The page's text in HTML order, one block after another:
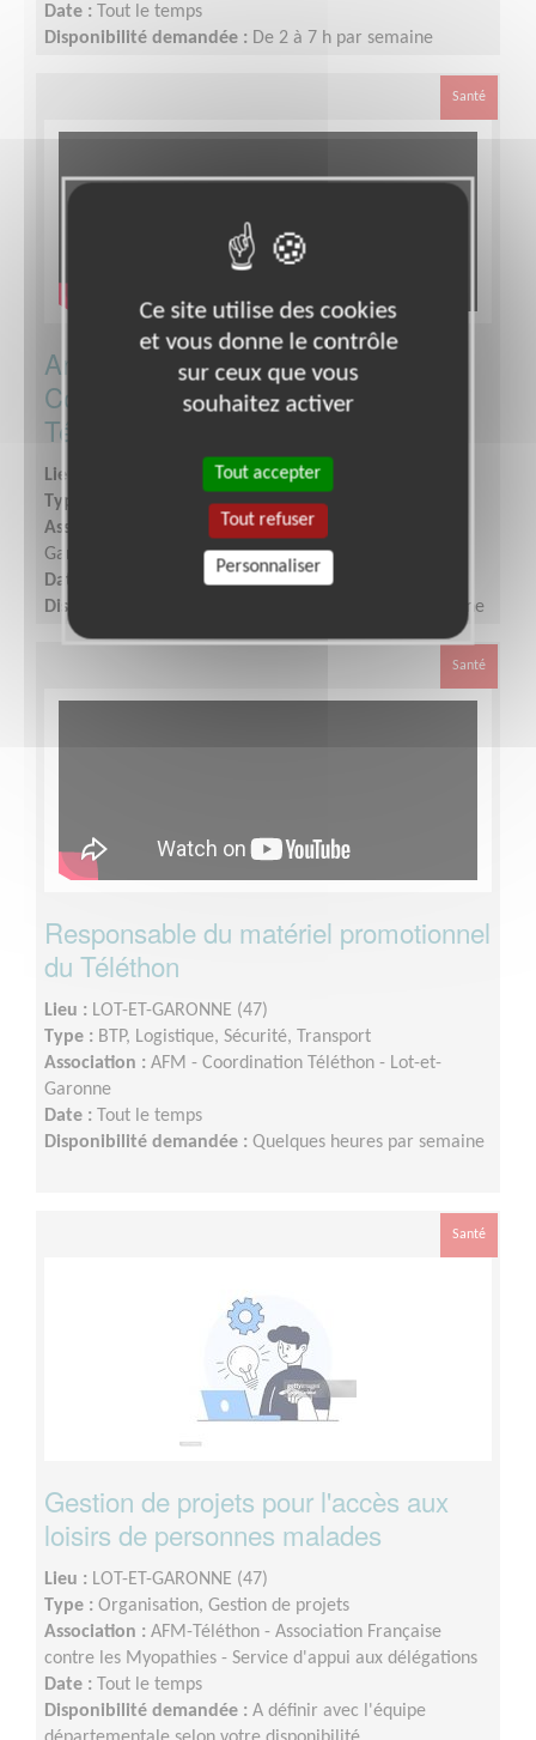
Date :
Tout le temps
Disponibilité demandée : De 2 à 7 h par semaine
Santé
Animateur de secteur : Mobiliser -
Communiquer - Développer le
Téléthon
Lieu :
LOT-ET-GARONNE (47)
Type :
Développement, Fonds, Partenariats
Association :
AFM - Coordination Téléthon - Lot-et-
Garonne
Date :
Disponibilité demandée :
Quelques heures par semaine
Santé
Responsable du matériel promotionnel
du Téléthon
Lieu : LOT-ET-GARONNE (47)
Type : BTP, Logistique, Sécurité, Transport
Association : AFM - Coordination Téléthon - Lot-et-
Garonne
Date :
Tout le temps
Disponibilité demandée : Quelques heures par semaine
Santé
Gestion de projets pour l'accès aux
loisirs de personnes malades
Lieu : LOT-ET-GARONNE (47)
Type : Organisation, Gestion de projets
Association : AFM-Téléthon - Association Française
contre les Myopathies - Service d'appui aux délégations
Date :
Tout le temps
Disponibilité demandée : A définir avec l'équipe
Ce site utilise des cookies
et vous donne le contrôle
sur ceux que vous
souhaitez activer
Tout accepter
Tout refuser
Personnaliser